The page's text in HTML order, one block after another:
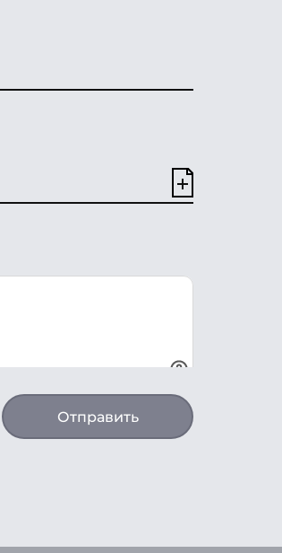
Отправить